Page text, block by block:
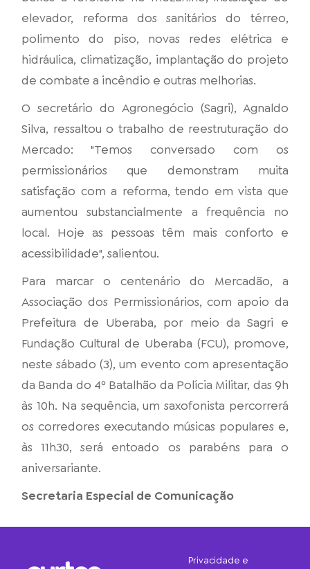
elevador, reforma dos sanitários do térreo,
polimento do piso, novas redes elétrica e
hidráulica, climatização, implantação do projeto
de combate a incêndio e outras melhorias.
O secretário do Agronegócio (Sagri), Agnaldo
Silva, ressaltou o trabalho de reestruturação do
Mercado: "Temos conversado com os
permissionários que demonstram muita
satisfação com a reforma, tendo em vista que
aumentou substancialmente a frequência no
local. Hoje as pessoas têm mais conforto e
acessibilidade", salientou.
Para marcar o centenário do Mercadão, a
Associação dos Permissionários, com apoio da
Prefeitura de Uberaba, por meio da Sagri e
Fundação Cultural de Uberaba (FCU), promove,
neste sábado (3), um evento com apresentação
da Banda do 4º Batalhão da Polícia Militar, das 9h
às 10h. Na sequência, um saxofonista percorrerá
os corredores executando músicas populares e,
às 11h30, será entoado os parabéns para o
aniversariante.
Secretaria Especial de Comunicação
Privacidade e